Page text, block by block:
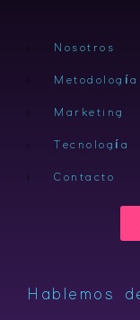
Nosotros
Metodología
Marketing
Tecnología
Contacto
Hablemos